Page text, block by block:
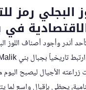
البجلي رمز
أندر وأجود أصناف اللوز
الأجيال ليصبح اليوم
يحظى بإقبال واسع لما